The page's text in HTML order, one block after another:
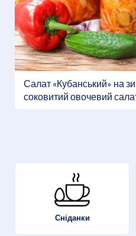
Салат «Кубанський» на
соковитий овочевий
Сніданки